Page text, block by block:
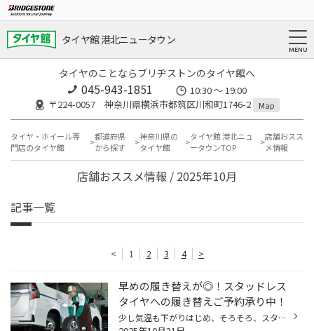
タイヤ館 港北ニュータウン
タイヤのことならブリヂストンのタイヤ館へ
045-943-1851
10:30 ～ 19:00
〒224-0057 神奈川県横浜市都筑区川和町1746-2
Map
タイヤ・ホイール専
門店のタイヤ館
都道府県
から探す
神奈川県の
タイヤ館
タイヤ館 港北ニュ
ータウンTOP
店舗おスス
メ情報
店舗おススメ情報 / 2025年10月
記事一覧
< 1 2 3 4 >
早めの履き替えが◎！スタッドレス
タイヤへの履き替えご予約承り中！
少し気温も下がりはじめ、そろそろ、スタッドレスタイヤへの履き替えを検討されている方も いらっしゃると思います。 今回は「タイヤ履き替え」についてご紹介します。 「タイヤの履き替えは早いほうがいい？」 雪が降る、まさにその直前に履き替えたい！というお客様の声もございますが、 履き替え...